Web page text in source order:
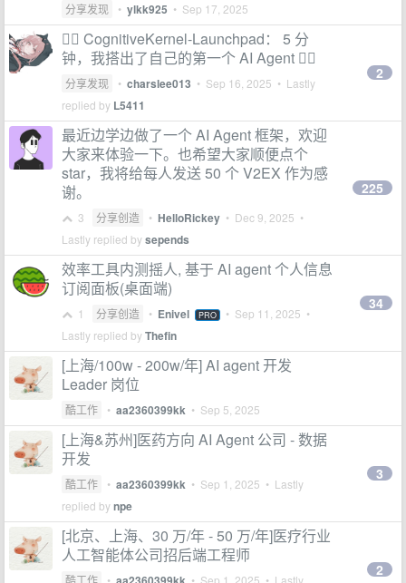
分享发现 • ylkk925 • Sep 17, 2025
👉🏻 CognitiveKernel-Launchpad： 5 分
钟，我搭出了自己的第一个 AI Agent 👈🏻
分享发现 • charslee013 • Sep 16, 2025 • Lastly
replied by L5411
2
最近边学边做了一个 AI Agent 框架，欢迎
大家来体验一下。也希望大家顺便点个
star，我将给每人发送 50 个 V2EX 作为感
谢。
3 分享创造 • HelloRickey • Dec 9, 2025 •
Lastly replied bysepends
225
效率工具内测摇人, 基于 AI agent 个人信息
订阅面板(桌面端)
1 分享创造 • Enivel PRO • Sep 11, 2025 •
Lastly replied byThefin
34
[上海/100w - 200w/年] AI agent 开发
Leader 岗位
酷工作 • aa2360399kk • Sep 5, 2025
[上海&苏州]医药方向 AI Agent 公司 - 数据
开发
酷工作 • aa2360399kk • Sep 1, 2025 • Lastly
replied bynpe
3
[北京、上海、30 万/年 - 50 万/年]医疗行业
人工智能体公司招后端工程师
酷工作 • • Sep 1, 2025 • Lastly
2